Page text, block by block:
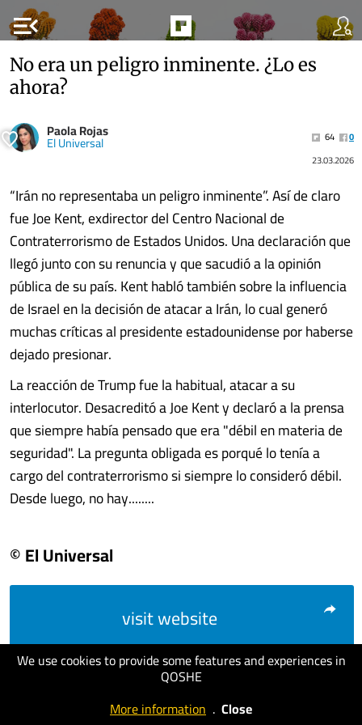
menu_open
We use cookies to provide some features and experiences in
QOSHE
More information . Close
No era un peligro inminente. ¿Lo es
ahora?
Paola Rojas
El Universal 64
0
23.03.2026
“Irán no representaba un peligro inminente”. Así de claro
fue Joe Kent, exdirector del Centro Nacional de
Contraterrorismo de Estados Unidos. Una declaración que
llegó junto con su renuncia y que sacudió a la opinión
pública de su país. Kent habló también sobre la influencia
de Israel en la decisión de atacar a Irán, lo cual generó
muchas críticas al presidente estadounidense por haberse
dejado presionar.
La reacción de Trump fue la habitual, atacar a su
interlocutor. Desacreditó a Joe Kent y declaró a la prensa
que siempre había pensado que era "débil en materia de
seguridad". La pregunta obligada es porqué lo tenía a
cargo del contraterrorismo si siempre lo consideró débil.
Desde luego, no hay........
© El Universal
visit website